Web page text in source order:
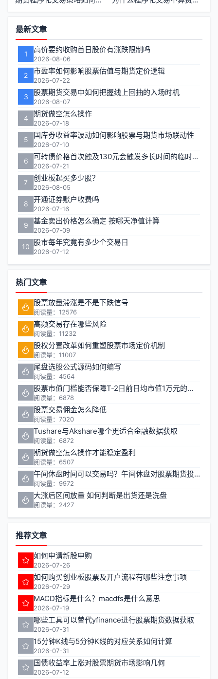
功
能
区
最新文章
1 高价要约收购首日股价有涨跌限制吗
2026-08-06
2 市盈率如何影响股票估值与期货定价逻辑
2026-07-22
3 股票期货交易中如何把握线上回抽的入场时机
2026-08-07
4 期货做空怎么操作
2026-07-18
5 国库券收益率波动如何影响股票与期货市场联动性
2026-07-10
6 可转债价格首次触及130元会触发多长时间的临时停牌
2026-07-21
7 创业板起买多少股？
2026-08-05
8 开通证券账户收费吗
2026-07-16
9 基金卖出价格怎么确定 按哪天净值计算
2026-07-09
10 股市每年究竟有多少个交易日
2026-07-12
热门文章
股票放量滞涨是不是下跌信号
阅读量：12576
高频交易存在哪些风险
阅读量：11232
股权分置改革如何重塑股票市场定价机制
阅读量：11007
尾盘选股公式源码如何编写
阅读量：4564
股票市值门槛能否保障T-2日前日均市值1万元的投资安全
阅读量：6878
股票交易佣金怎么降低
阅读量：7020
Tushare与Akshare哪个更适合金融数据获取
阅读量：6872
期货做空怎么操作才能稳定盈利
阅读量：6507
午间休盘时间可以交易吗？午间休盘对股票期货投资有什么影响
阅读量：9972
大涨后区间放量 如何判断是出货还是洗盘
阅读量：2427
推荐文章
如何申请新股申购
2026-07-26
如何购买创业板股票及开户流程有哪些注意事项
2026-07-29
MACD指标是什么？macdfs是什么意思
2026-07-19
哪些工具可以替代yfinance进行股票期货数据获取
2026-07-31
15分钟K线与5分钟K线的对应关系如何计算
2026-07-31
国债收益率上涨对股票期货市场影响几何
2026-07-12